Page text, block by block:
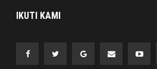
IKUTI KAMI